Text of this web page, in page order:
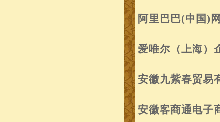
阿里巴巴(中国)
爱唯尔（上海）
安徽九紫春贸易
安徽客商通电子